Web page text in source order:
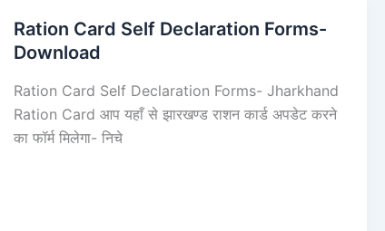
Ration Card Self Declaration Forms-
Download
Ration Card Self Declaration Forms- Jharkhand
Ration Card आप यहाँ से झारखण्ड राशन कार्ड अपडेट करने
का फॉर्म मिलेगा- निचे